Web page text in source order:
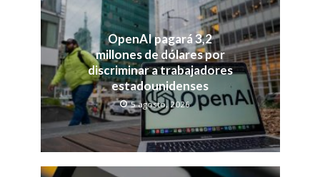
OpenAI pagará 3,2
millones de dólares por
discriminar a trabajadores
estadounidenses
5 agosto, 2026